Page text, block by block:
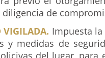
de
VIGILADA. Impuesta
y medidas de
del lugar, para